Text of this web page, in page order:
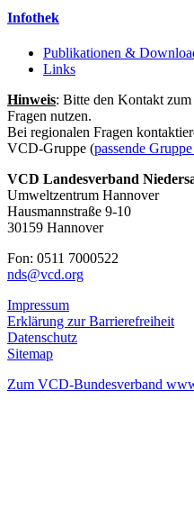
Infothek
Publikationen &
Links
Hinweis: Bitte den Kontakt
Fragen nutzen.
Bei regionalen Fragen
VCD-Gruppe (passende
VCD Landesverband
Umweltzentrum Hannover
Hausmannstraße 9-10
30159 Hannover
Fon: 0511 7000522
nds@vcd.org
Impressum
Erklärung zur Barrierefreiheit
Datenschutz
Sitemap
Zum VCD-Bundesverband